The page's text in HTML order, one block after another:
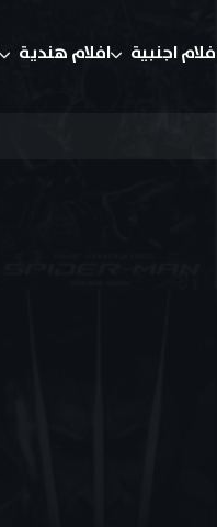
اجنبية افلام هندية